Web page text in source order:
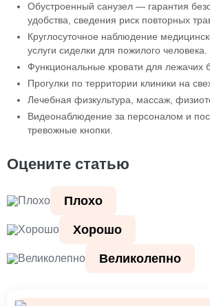
Обустроенный санузел — гарантия
удобства, сведения риск повторных
Круглосуточное наблюдение
услуги сиделки для пожилого человека.
Функциональные кровати для лежачих
Прогулки по территории клиники на
Лечебная физкультура, массаж,
Видеонаблюдение за персоналом и
тревожные кнопки.
Оцените статью
Плохо
Хорошо
Великолепно